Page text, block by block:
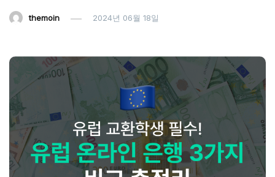
themoin 2024년 06월 18일